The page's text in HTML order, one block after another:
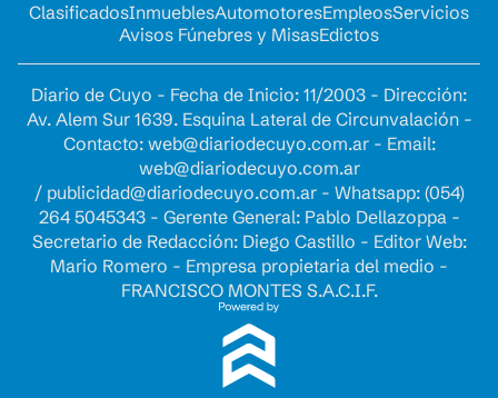
ClasificadosInmueblesAutomotoresEmpleosServicios
Avisos Fúnebres y MisasEdictos
Diario de Cuyo - Fecha de Inicio: 11/2003 - Dirección:
Av. Alem Sur 1639. Esquina Lateral de Circunvalación -
Contacto: web@diariodecuyo.com.ar- Email:
web@diariodecuyo.com.ar
/ publicidad@diariodecuyo.com.ar- Whatsapp: (054)
264 5045343 - Gerente General: Pablo Dellazoppa -
Secretario de Redacción: Diego Castillo - Editor Web:
Mario Romero - Empresa propietaria del medio -
FRANCISCO MONTES S.A.C.I.F.